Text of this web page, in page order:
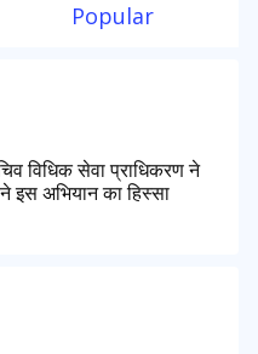
Popular
विधिक सेवा प्राधिकरण ने
इस अभियान का हिस्सा